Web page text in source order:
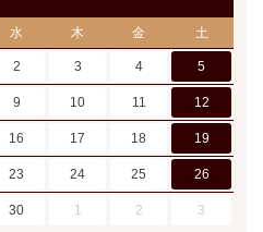
水 木 金 土
2 3 4 5
9 10 11 12
16 17 18 19
23 24 25 26
30 1 2 3